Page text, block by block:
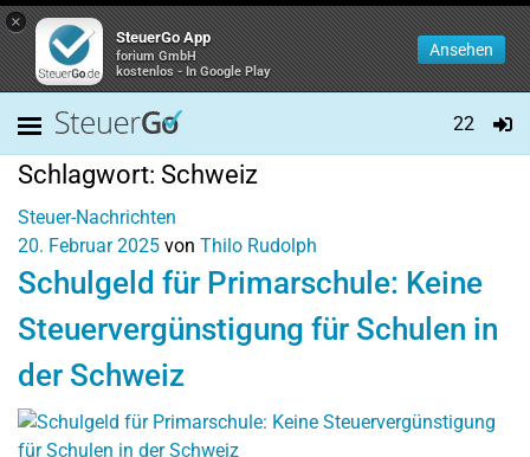
×
SteuerGo App
forium GmbH
kostenlos - In Google Play
Ansehen
22
Schlagwort: Schweiz
Steuer-Nachrichten
20. Februar 2025 von Thilo Rudolph
Schulgeld für Primarschule: Keine
Steuervergünstigung für Schulen in
der Schweiz